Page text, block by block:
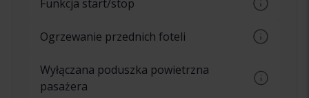
Funkcja start/stop
Automatyczne włączanie i wyłączanie silnika
na przykład na światłach drogowych
Ogrzewanie przednich foteli
ustawiane przyciskiem
Wyłączana poduszka powietrzna
pasażera